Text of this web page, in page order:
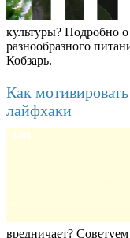
культуры? Подробно
разнообразного
Кобзарь.
Как
лайфхаки
8780
вредничает?